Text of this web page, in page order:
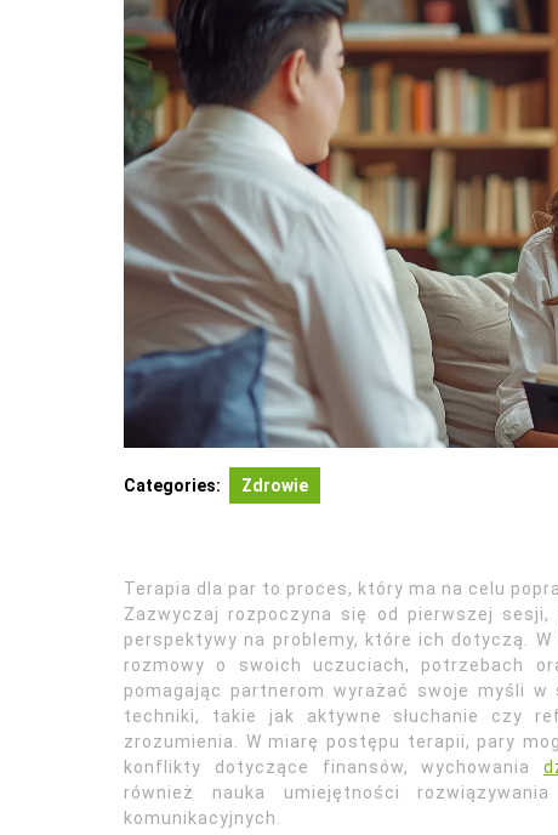
Categories: Zdrowie
Terapia dla par to proces, który ma na celu
Zazwyczaj rozpoczyna się od pierwszej
perspektywy na problemy, które ich dotyczą.
rozmowy o swoich uczuciach, potrzebach
pomagając partnerom wyrażać swoje myśli
techniki, takie jak aktywne słuchanie czy
zrozumienia. W miarę postępu terapii, pary
konflikty dotyczące finansów, wychowania
również nauka umiejętności
komunikacyjnych.